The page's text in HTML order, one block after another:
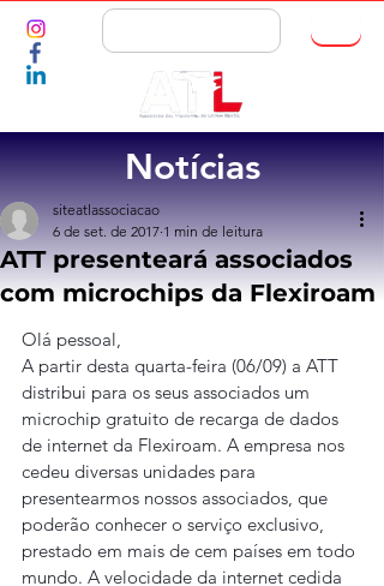
Notícias
ATT presenteará associados
com microchips da Flexiroam
siteatlassociacao
6 de set. de 2017 1 min de leitura
Olá pessoal,
A partir desta quarta-feira (06/09) a ATT
distribui para os seus associados um
microchip gratuito de recarga de dados
de internet da Flexiroam. A empresa nos
cedeu diversas unidades para
presentearmos nossos associados, que
poderão conhecer o serviço exclusivo,
prestado em mais de cem países em todo
mundo. A velocidade da internet cedida